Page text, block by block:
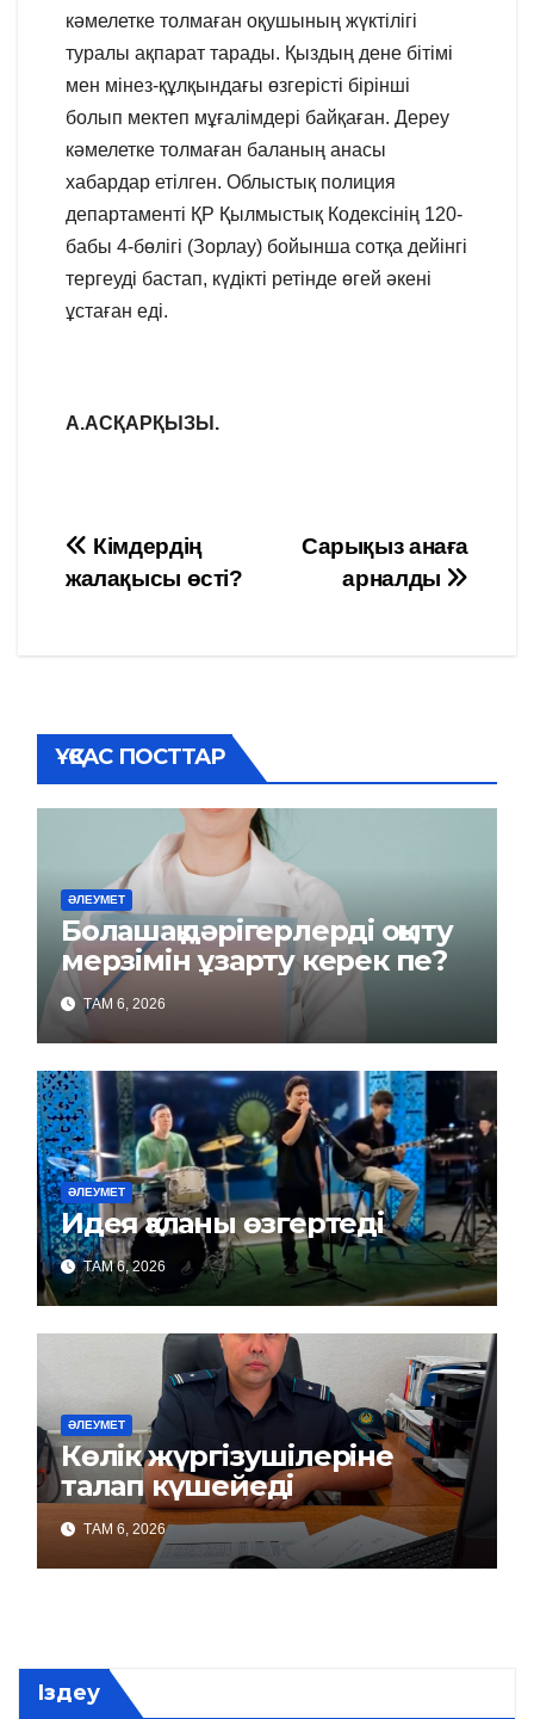
кәмелетке толмаған оқушының жүктілігі
туралы ақпарат тарады. Қыздың дене бітімі
мен мінез-құлқындағы өзгерісті бірінші
болып мектеп мұғалімдері байқаған. Дереу
кәмелетке толмаған баланың анасы
хабардар етілген. Облыстық полиция
департаменті ҚР Қылмыстық Кодексінің 120-
бабы 4-бөлігі (Зорлау) бойынша сотқа дейінгі
тергеуді бастап, күдікті ретінде өгей әкені
ұстаған еді.
А.АСҚАРҚЫЗЫ.
Навигация
Сарықыз анаға
арналды
Кімдердің
жалақысы өсті?
ҰҚСАС ПОСТТАР
ӘЛЕУМЕТ
Болашақ дәрігерлерді оқыту
мерзімін ұзарту керек пе?
ТАМ 6, 2026
ӘЛЕУМЕТ
Идея қаланы өзгертеді
ТАМ 6, 2026
ӘЛЕУМЕТ
Көлік жүргізушілеріне
талап күшейеді
ТАМ 6, 2026
Іздеу